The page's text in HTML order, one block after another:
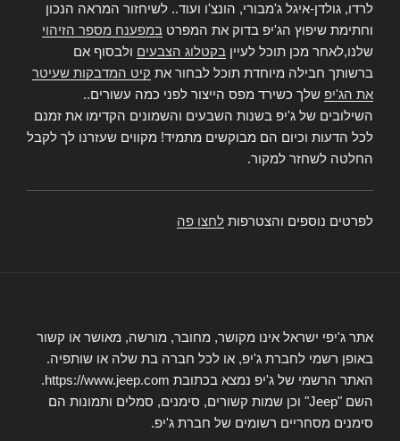
לרדו, גולדן-איגל ג'מבורי, הונצ'ו ועוד.. לשיחזור המראה הנכון
וחתימת שיפוץ הג'יפ בדוק את המפרט במפענח מספר הזיהוי
שלנו,לאחר מכן תוכל לעיין בקטלוג הצבעים ולבסוף אם
ברשותך חבילה מיוחדת תוכל לבחור את קיט המדבקות שעיטר
את הג'יפ שלך כשירד מפס הייצור לפני כמה עשורים..
השילובים של ג'יפ בשנות השבעים והשמונים הקדימו את זמנם
לכל הדעות וכיום הם מבוקשים מתמיד! מקווים שעזרנו לך לקבל
החלטה לשחזר למקור.
לפרטים נוספים והצטרפות לחצו פה
אתר ג'יפי ישראל אינו מקושר, מחובר, מורשה, מאושר או קשור
באופן רשמי לחברת ג'יפ, או לכל חברה בת שלה או שותפיה.
האתר הרשמי של ג'יפ נמצא בכתובת https://www.jeep.com.
השם "Jeep" וכן שמות קשורים, סימנים, סמלים ותמונות הם
סימנים מסחריים רשומים של חברת ג'יפ.